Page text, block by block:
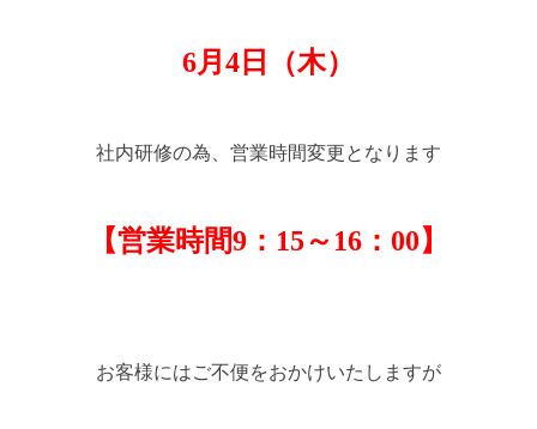
6月4日（木）
社内研修の為、営業時間変更となります
【営業時間9：15～16：00】
お客様にはご不便をおかけいたしますが